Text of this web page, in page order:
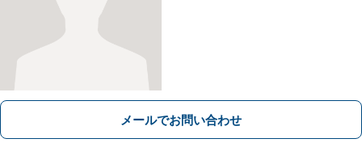
メールでお問い合わせ